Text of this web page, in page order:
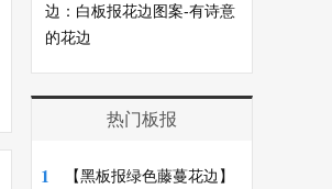
边：白板报花边图案-有诗意
的花边
热门板报
1
【黑板报绿色藤蔓花边】